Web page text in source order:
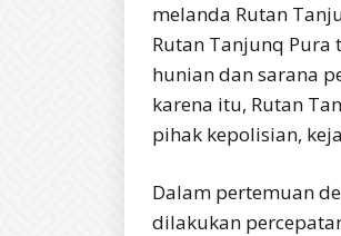
melanda Rutan
Rutan Tanjunq
hunian dan sarana
karena itu, Rutan
pihak kepolisian,
Dalam pertemuan
dilakukan